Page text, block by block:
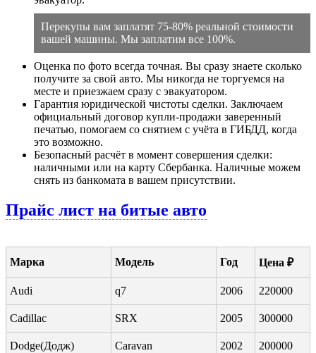
Перекупы вам заплатят 75-80% реальной стоимости
вашей машины. Мы заплатим все 100%.
Оценка по фото всегда точная. Вы сразу знаете сколько
получите за свой авто. Мы никогда не торгуемся на
месте и приезжаем сразу с эвакуатором.
Гарантия юридической чистоты сделки. Заключаем
официальный договор купли-продажи заверенный
печатью, помогаем со снятием с учёта в ГИБДД, когда
это возможно.
Безопасный расчёт в момент совершения сделки:
наличными или на карту Сбербанка. Наличные можем
снять из банкомата в вашем присутствии.
Прайс лист на битые авто
Марка Модель Год Цена ₽
Audi q7 2006 220000
Cadillac SRX 2005 300000
Dodge(Додж) Caravan 2002 200000